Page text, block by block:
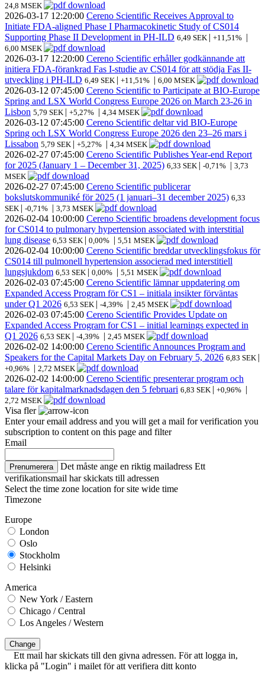
24,8 MSEK
2026-03-17 12:20:00 Cereno Scientific Receives Approval to
Initiate FDA-aligned Phase I Pharmacokinetic Study of CS014
Supporting Phase II Development in PH-ILD 6,49 SEK | +11,51% |
6,00 MSEK
2026-03-17 12:20:00 Cereno Scientific erhåller godkännande att
initiera FDA-förankrad Fas I-studie av CS014 för att stödja Fas II-
utveckling i PH-ILD 6,49 SEK | +11,51% | 6,00 MSEK
2026-03-12 07:45:00 Cereno Scientific to Participate at BIO-Europe
Spring and LSX World Congress Europe 2026 on March 23-26 in
Lisbon 5,79 SEK | +5,27% | 4,34 MSEK
2026-03-12 07:45:00 Cereno Scientific deltar vid BIO-Europe
Spring och LSX World Congress Europe 2026 den 23–26 mars i
Lissabon 5,79 SEK | +5,27% | 4,34 MSEK
2026-02-27 07:45:00 Cereno Scientific Publishes Year-end Report
for 2025 (January 1 – December 31, 2025) 6,33 SEK | -0,71% | 3,73
MSEK
2026-02-27 07:45:00 Cereno Scientific publicerar
bokslutskommuniké för 2025 (1 januari–31 december 2025) 6,33
SEK | -0,71% | 3,73 MSEK
2026-02-04 10:00:00 Cereno Scientific broadens development focus
for CS014 to pulmonary hypertension associated with interstitial
lung disease 6,53 SEK | 0,00% | 5,51 MSEK
2026-02-04 10:00:00 Cereno Scientific breddar utvecklingsfokus för
CS014 till pulmonell hypertension associerad med interstitiell
lungsjukdom 6,53 SEK | 0,00% | 5,51 MSEK
2026-02-03 07:45:00 Cereno Scientific lämnar uppdatering om
Expanded Access Program för CS1 – initiala insikter förväntas
under Q1 2026 6,53 SEK | -4,39% | 2,45 MSEK
2026-02-03 07:45:00 Cereno Scientific Provides Update on
Expanded Access Program for CS1 – initial learnings expected in
Q1 2026 6,53 SEK | -4,39% | 2,45 MSEK
2026-02-02 14:00:00 Cereno Scientific Announces Program and
Speakers for the Capital Markets Day on February 5, 2026 6,83 SEK |
+0,96% | 2,72 MSEK
2026-02-02 14:00:00 Cereno Scientific presenterar program och
talare för kapitalmarknadsdagen den 5 februari 6,83 SEK | +0,96% |
2,72 MSEK
Visa fler
Enter your email address and you will get a mail for verification you
subscription to content on this page and filter
Email
Prenumerera Det måste ange en riktig mailadress Ett
verifikationsmail har skickats till adressen
Select the time zone location for site wide time
Timezone
Europe
London
Oslo
Stockholm
Helsinki
America
New York / Eastern
Chicago / Central
Los Angeles / Western
Change
Ett mail har skickats till den givna adressen. För att logga in,
klicka på "Login" i mailet för att verifiera ditt konto